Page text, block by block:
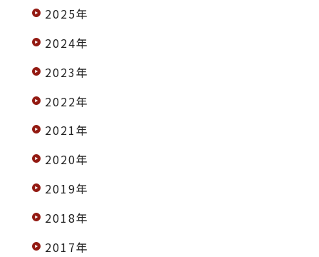
2025年
2024年
2023年
2022年
2021年
2020年
2019年
2018年
2017年